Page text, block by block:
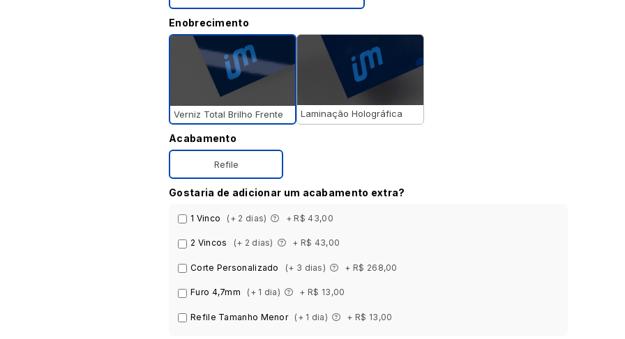
Enobrecimento
Verniz Total Brilho Frente Laminação Holográfica
Acabamento
Refile
Gostaria de adicionar um acabamento extra?
1 Vinco (+ 2 dias) + R$ 43,00
2 Vincos (+ 2 dias) + R$ 43,00
Corte Personalizado (+ 3 dias) + R$ 268,00
Furo 4,7mm (+ 1 dia) + R$ 13,00
Refile Tamanho Menor (+ 1 dia) + R$ 13,00